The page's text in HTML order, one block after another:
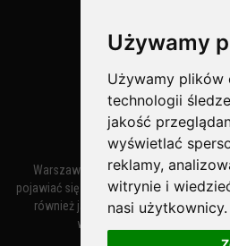
Używamy
Używamy plików
technologii
jakość
wyświetlać
reklamy,
witrynie i
nasi użytkownicy.
Bezpieczne Płatności
Warszawa – miasto stołeczne
pojawiać się w dokumentach w XIV wieku
również jako Warszowa. Zmiana
wynikała z mazowieckiej